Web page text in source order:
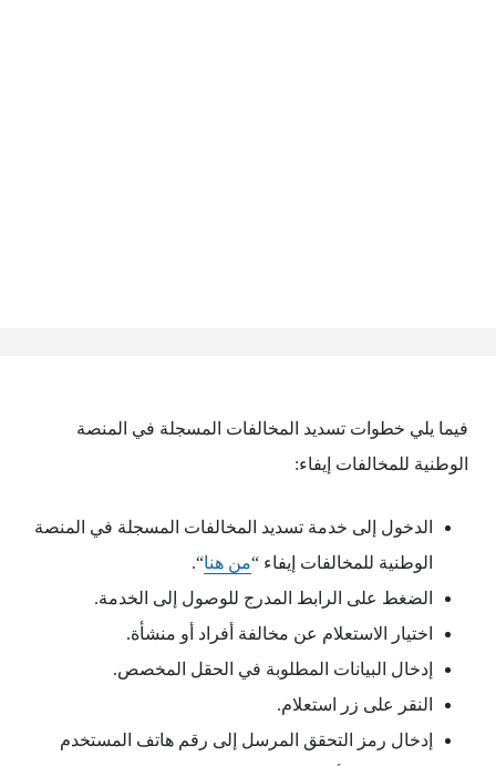
فيما يلي خطوات تسديد المخالفات المسجلة في المنصة
الوطنية للمخالفات إيفاء:
الدخول إلى خدمة تسديد المخالفات المسجلة في المنصة
الوطنية للمخالفات إيفاء “من هنا“.
الضغط على الرابط المدرج للوصول إلى الخدمة.
اختيار الاستعلام عن مخالفة أفراد أو منشأة.
إدخال البيانات المطلوبة في الحقل المخصص.
النقر على زر استعلام.
إدخال رمز التحقق المرسل إلى رقم هاتف المستخدم